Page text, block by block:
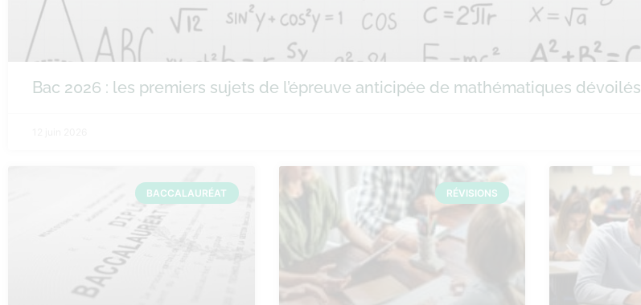
Bac 2026 : les premiers sujets de l’épreuve anticipée de mathématiques dévoilés
BACCALAURÉAT RÉVISIONS